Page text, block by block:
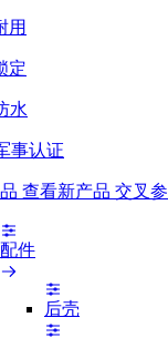
用
定
水
事认证
查看新产品 交叉
配件
后壳